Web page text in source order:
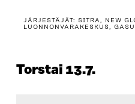
JÄRJESTÄJÄT: SITRA, NEW
LUONNONVARAKESKUS,
Torstai 13.7.